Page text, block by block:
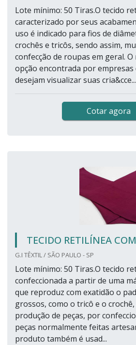
Lote mínimo: 50 Tiras.O tecido
caracterizado por seus
uso é indicado para fios de
crochês e tricôs, sendo assim,
confecção de roupas em geral.
opção encontrada por empresas
desejam visualizar suas cria&cce...
Cotar agora
TECIDO RETILÍNEA
G.I TÊXTIL / SÃO PAULO - SP
Lote mínimo: 50 Tiras.O tecido
confeccionada a partir de uma
que reproduz com exatidão o
grossos, como o tricô e o
produção de peças, por
peças normalmente feitas
produto também é usad...